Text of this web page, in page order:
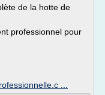
de la hotte de
professionnel pour
...